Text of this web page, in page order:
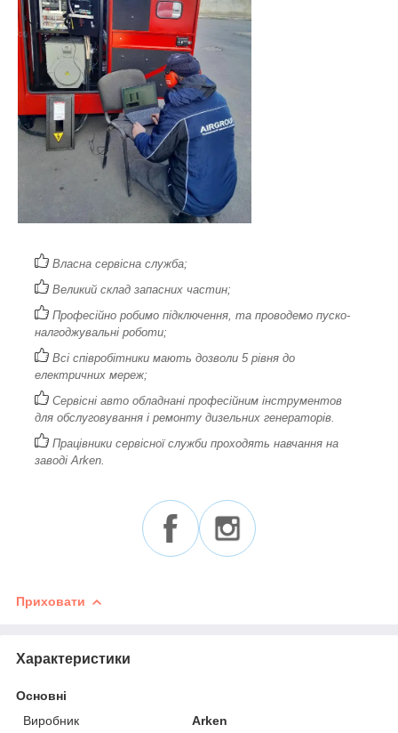
Власна сервісна служба;
Великий склад запасних частин;
Професійно робимо підключення, та проводемо пуско-
налгоджувальні роботи;
Всі співробітники мають дозволи 5 рівня до
електричних мереж;
Сервісні авто обладнані професійним інструментов
для обслуговування і ремонту дизельних генераторів.
Працівники сервісної служби проходять навчання на
заводі Arken.
Приховати
Характеристики
Основні
Виробник
Arken